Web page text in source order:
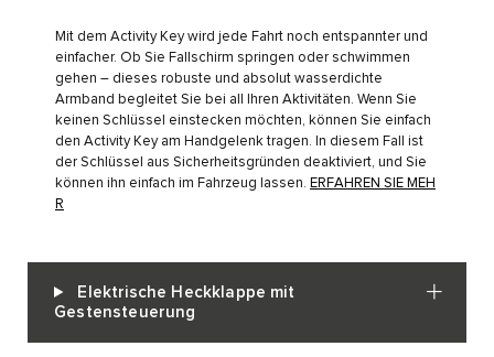
Mit dem Activity Key wird jede Fahrt noch entspannter und
einfacher. Ob Sie Fallschirm springen oder schwimmen
gehen – dieses robuste und absolut wasserdichte
Armband begleitet Sie bei all Ihren Aktivitäten. Wenn Sie
keinen Schlüssel einstecken möchten, können Sie einfach
den Activity Key am Handgelenk tragen. In diesem Fall ist
der Schlüssel aus Sicherheitsgründen deaktiviert, und Sie
können ihn einfach im Fahrzeug lassen. ERFAHREN SIE MEH
R
Elektrische Heckklappe mit
Gestensteuerung